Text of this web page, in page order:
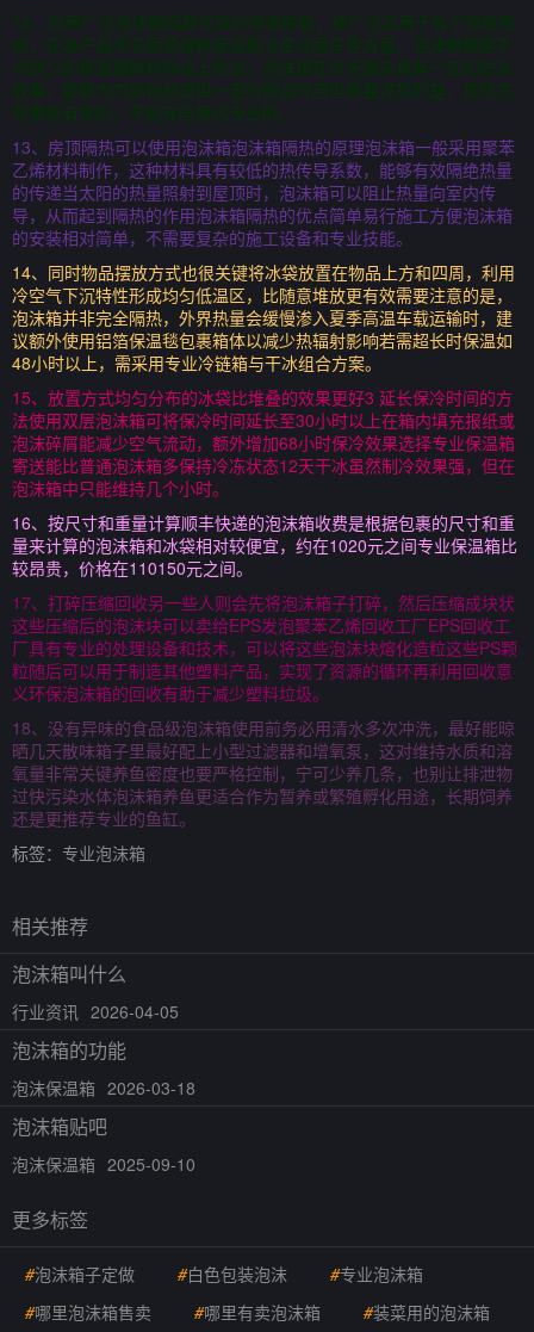
12、应用广泛泡沫箱因其优良的保温性能，被广泛应用于各个领域例
如，在海产品冷冻蔬菜保鲜保温箱冷库冷藏车等方面，泡沫箱都是不
可缺少的保温保鲜材料综上所述，泡沫箱在冬天确实具有一定的防冻
效果，能够为内部物品提供一定的保温作用但需要注意的是，其防冻
效果是有限的，不能完全替代专业的。
13、房顶隔热可以使用泡沫箱泡沫箱隔热的原理泡沫箱一般采用聚苯
乙烯材料制作，这种材料具有较低的热传导系数，能够有效隔绝热量
的传递当太阳的热量照射到屋顶时，泡沫箱可以阻止热量向室内传
导，从而起到隔热的作用泡沫箱隔热的优点简单易行施工方便泡沫箱
的安装相对简单，不需要复杂的施工设备和专业技能。
14、同时物品摆放方式也很关键将冰袋放置在物品上方和四周，利用
冷空气下沉特性形成均匀低温区，比随意堆放更有效需要注意的是，
泡沫箱并非完全隔热，外界热量会缓慢渗入夏季高温车载运输时，建
议额外使用铝箔保温毯包裹箱体以减少热辐射影响若需超长时保温如
48小时以上，需采用专业冷链箱与干冰组合方案。
15、放置方式均匀分布的冰袋比堆叠的效果更好3 延长保冷时间的方
法使用双层泡沫箱可将保冷时间延长至30小时以上在箱内填充报纸或
泡沫碎屑能减少空气流动，额外增加68小时保冷效果选择专业保温箱
寄送能比普通泡沫箱多保持冷冻状态12天干冰虽然制冷效果强，但在
泡沫箱中只能维持几个小时。
16、按尺寸和重量计算顺丰快递的泡沫箱收费是根据包裹的尺寸和重
量来计算的泡沫箱和冰袋相对较便宜，约在1020元之间专业保温箱比
较昂贵，价格在110150元之间。
17、打碎压缩回收另一些人则会先将泡沫箱子打碎，然后压缩成块状
这些压缩后的泡沫块可以卖给EPS发泡聚苯乙烯回收工厂EPS回收工
厂具有专业的处理设备和技术，可以将这些泡沫块熔化造粒这些PS颗
粒随后可以用于制造其他塑料产品，实现了资源的循环再利用回收意
义环保泡沫箱的回收有助于减少塑料垃圾。
18、没有异味的食品级泡沫箱使用前务必用清水多次冲洗，最好能晾
晒几天散味箱子里最好配上小型过滤器和增氧泵，这对维持水质和溶
氧量非常关键养鱼密度也要严格控制，宁可少养几条，也别让排泄物
过快污染水体泡沫箱养鱼更适合作为暂养或繁殖孵化用途，长期饲养
还是更推荐专业的鱼缸。
标签： 专业泡沫箱
相关推荐
泡沫箱叫什么
行业资讯 2026-04-05
泡沫箱的功能
泡沫保温箱 2026-03-18
泡沫箱贴吧
泡沫保温箱 2025-09-10
更多标签
#泡沫箱子定做 #白色包装泡沫 #专业泡沫箱
#哪里泡沫箱售卖 #哪里有卖泡沫箱 #装菜用的泡沫箱